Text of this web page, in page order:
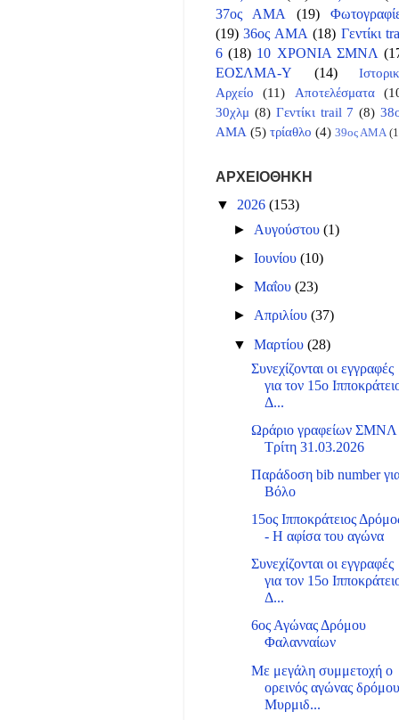
37ος ΑΜΑ
(19)
(19) 36ος ΑΜΑ (18) Γεντίκι
6 (18) 10 ΧΡΟΝΙΑ ΣΜΝΛ
ΕΟΣΛΜΑ-Υ
(14)
Αρχείο
(11) Αποτελέσματα
30χλμ (8) Γεντίκι trail 7 (8)
ΑΜΑ (5) τρίαθλο (4) 39ος ΑΜΑ
ΑΡΧΕΙΟΘΗΚΗ
▼ 2026 (153)
► Αυγούστου(1)
►Ιουνίου(10)
►Μαΐου(23)
► Απριλίου(37)
▼Μαρτίου(28)
Συνεχίζονται οι εγγραφές
για τον 15ο
Δ...
Ωράριο γραφείων ΣΜΝΛ
Τρίτη 31.03.2026
Παράδοση bib number
Βόλο
15ος Ιπποκράτειος
- Η αφίσα του αγώνα
Συνεχίζονται οι εγγραφές
για τον 15ο
Δ...
6ος Αγώνας Δρόμου
Φαλανναίων
Με μεγάλη συμμετοχή ο
ορεινός αγώνας δρόμου
Μυρμιδ...